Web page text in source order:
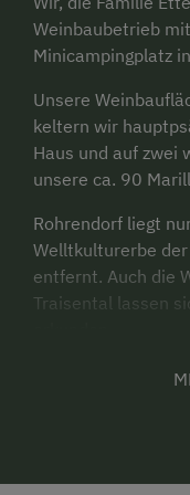
Weinbaubetrieb
Minicampingplatz
Unsere
keltern wir
Haus und auf zwei
unsere ca. 90
Rohrendorf liegt
Welltkulturerbe
entfernt. Auch die
Traisental lassen
In Rohrendorf
sind kein